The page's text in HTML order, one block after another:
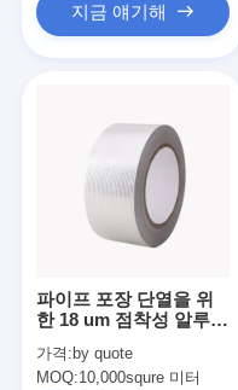
지금 얘기해
파이프 포장 단열을 위
한 18 um 점착성 알루미
가격: by quote
MOQ:10,000squre 미터